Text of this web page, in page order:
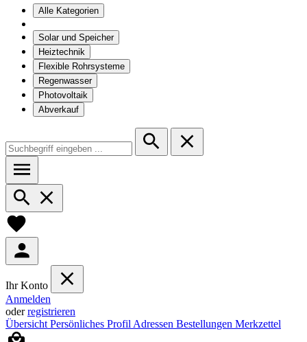
Alle Kategorien
Solar und Speicher
Heiztechnik
Flexible Rohrsysteme
Regenwasser
Photovoltaik
Abverkauf
Ihr Konto
Anmelden
oderregistrieren
Übersicht Persönliches Profil Adressen Bestellungen Merkzettel